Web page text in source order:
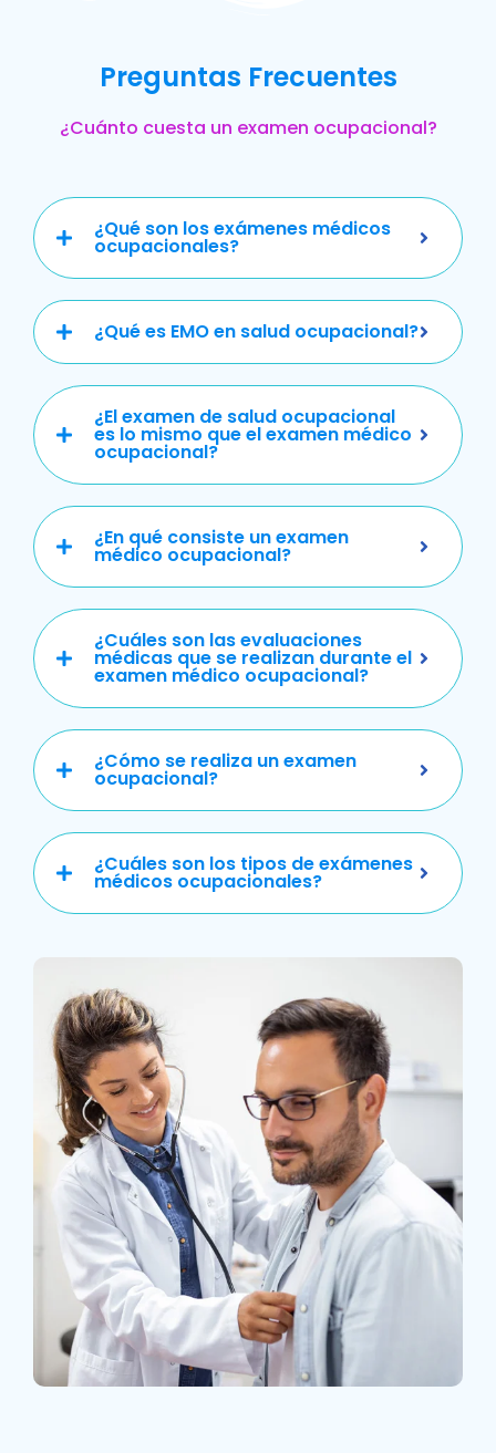
Preguntas Frecuentes
¿Cuánto cuesta un examen ocupacional?
¿Qué son los exámenes médicos
ocupacionales?
¿Qué es EMO en salud ocupacional?
¿El examen de salud ocupacional
es lo mismo que el examen médico
ocupacional?
¿En qué consiste un examen
médico ocupacional?
¿Cuáles son las evaluaciones
médicas que se realizan durante el
examen médico ocupacional?
¿Cómo se realiza un examen
ocupacional?
¿Cuáles son los tipos de exámenes
médicos ocupacionales?